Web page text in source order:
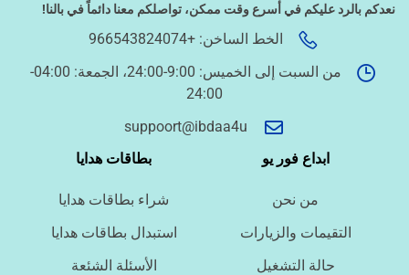
نعدكم بالرد عليكم في أسرع وقت ممكن، تواصلكم معنا دائماً في بالنا!
الخط الساخن: +966543824074
من السبت إلى الخميس: 9:00-24:00، الجمعة: 04:00-
24:00
suppoort@ibdaa4u
ابداع فور يو
من نحن
التقيمات والزيارات
حالة التشغيل
بطاقات هدايا
شراء بطاقات هدايا
استبدال بطاقات هدايا
الأسئلة الشئعة
الطباعة والأدوات المكتبية ‹
‹